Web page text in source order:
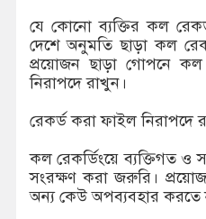
যে কোনো ব্যক্তির কল
দেশে অনুমতি ছাড়া কল
প্রয়োজন ছাড়া গোপনে
নিরাপদে রাখুন।
রেকর্ড করা ফাইল নিরাপদে
কল রেকর্ডিংয়ে ব্যক্তিগত ও
সংরক্ষণ করা জরুরি।
অন্য কেউ অপব্যবহার করতে